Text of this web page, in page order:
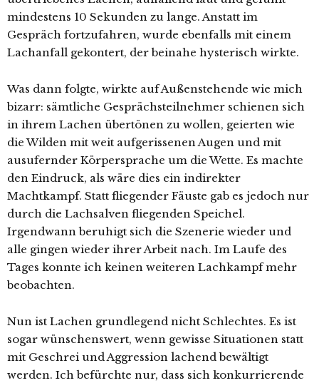
mindestens 10 Sekunden zu lange. Anstatt im
Gespräch fortzufahren, wurde ebenfalls mit einem
Lachanfall gekontert, der beinahe hysterisch wirkte.
Was dann folgte, wirkte auf Außenstehende wie mich
bizarr: sämtliche Gesprächsteilnehmer schienen sich
in ihrem Lachen übertönen zu wollen, geierten wie
die Wilden mit weit aufgerissenen Augen und mit
ausufernder Körpersprache um die Wette. Es machte
den Eindruck, als wäre dies ein indirekter
Machtkampf. Statt fliegender Fäuste gab es jedoch nur
durch die Lachsalven fliegenden Speichel.
Irgendwann beruhigt sich die Szenerie wieder und
alle gingen wieder ihrer Arbeit nach. Im Laufe des
Tages konnte ich keinen weiteren Lachkampf mehr
beobachten.
Nun ist Lachen grundlegend nicht Schlechtes. Es ist
sogar wünschenswert, wenn gewisse Situationen statt
mit Geschrei und Aggression lachend bewältigt
werden. Ich befürchte nur, dass sich konkurrierende